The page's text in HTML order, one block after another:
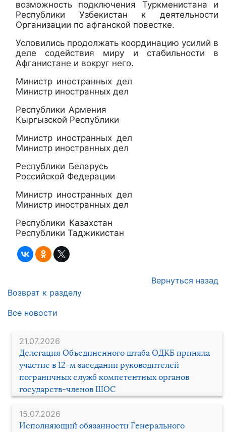
21.07.2026
Делегация Объединенного штаба ОДКБ приняла
участие в 12-м заседании руководителей
пограничных служб компетентных органов
государств-членов ШОС
15.07.2026
Исполняющий обязанности Генерального
возможность подключения Туркменистана и
Республики Узбекистан к деятельности
Организации по афганской повестке.
Условились продолжать координацию усилий в
деле содействия миру и стабильности в
Афганистане и вокруг него.
Министр иностранных дел
Министр иностранных дел
Республики Армения
Кыргызской Республики
Министр иностранных дел
Министр иностранных дел
Республики Беларусь
Российской Федерации
Министр иностранных дел
Министр иностранных дел
Республики Казахстан
Республики Таджикистан
Вернуться назад
Возврат к разделу
Все новости